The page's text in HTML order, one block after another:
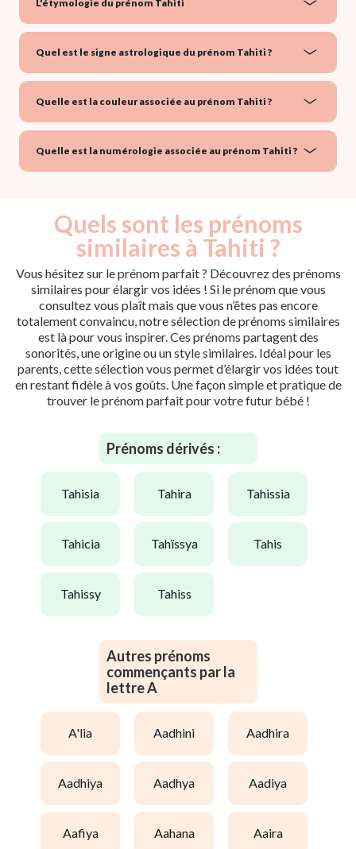
L'étymologie du prénom Tahiti
Quel est le signe astrologique du prénom Tahiti ?
Quelle est la couleur associée au prénom Tahiti ?
Quelle est la numérologie associée au prénom Tahiti ?
Quels sont les prénoms
similaires à Tahiti ?
Vous hésitez sur le prénom parfait ? Découvrez des prénoms
similaires pour élargir vos idées ! Si le prénom que vous
consultez vous plaît mais que vous n’êtes pas encore
totalement convaincu, notre sélection de prénoms similaires
est là pour vous inspirer. Ces prénoms partagent des
sonorités, une origine ou un style similaires. Idéal pour les
parents, cette sélection vous permet d’élargir vos idées tout
en restant fidèle à vos goûts. Une façon simple et pratique de
trouver le prénom parfait pour votre futur bébé !
Prénoms dérivés :
tahisia tahira tahissia
tahicia tahïssya tahis
tahissy tahiss
Autres prénoms
commençants par la
lettre A
a'lia aadhini aadhira
aadhiya aadhya aadiya
aafiya aahana aaira